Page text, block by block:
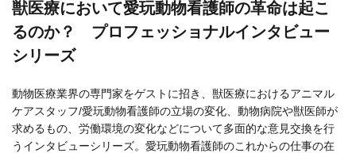
獣医療において愛玩動物看護師の革命は起こ
るのか？ プロフェッショナルインタビュー
シリーズ
動物医療業界の専門家をゲストに招き、獣医療におけるアニマル
ケアスタッフ/愛玩動物看護師の立場の変化、動物病院や獣医師が
求めるもの、労働環境の変化などについて多面的な意見交換を行
うインタビューシリーズ。愛玩動物看護師のこれからの仕事の在